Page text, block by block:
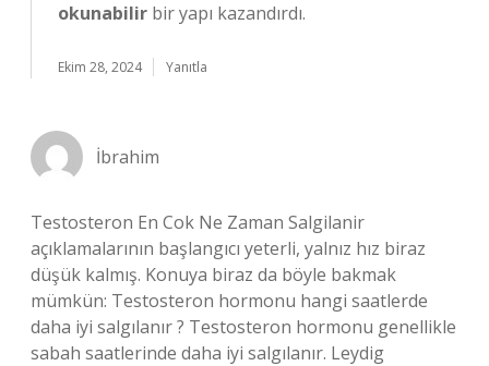
okunabilir bir yapı kazandırdı.
Ekim 28, 2024 Yanıtla
İbrahim
Testosteron En Cok Ne Zaman Salgilanir
açıklamalarının başlangıcı yeterli, yalnız hız biraz
düşük kalmış. Konuya biraz da böyle bakmak
mümkün: Testosteron hormonu hangi saatlerde
daha iyi salgılanır ? Testosteron hormonu genellikle
sabah saatlerinde daha iyi salgılanır. Leydig